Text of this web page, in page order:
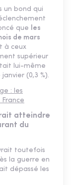
un bond qui
que les
de mars
à ceux
supérieur
lui-même
(0,3 %).
: les
atteindre
du
toutefois
la guerre en
dépassé les